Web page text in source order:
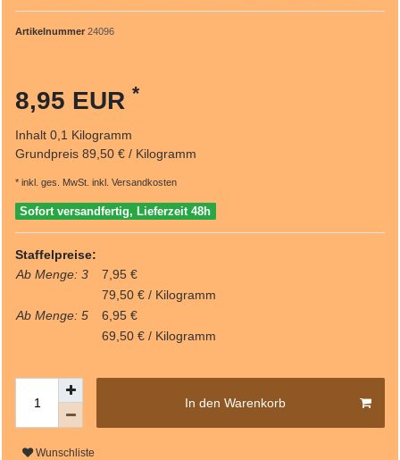
Artikelnummer 24096
8,95 EUR *
Inhalt 0,1 Kilogramm
Grundpreis 89,50 € / Kilogramm
* inkl. ges. MwSt. inkl. Versandkosten
Sofort versandfertig, Lieferzeit 48h
Staffelpreise:
Ab Menge: 3
7,95 €
79,50 € / Kilogramm
Ab Menge: 5
6,95 €
69,50 € / Kilogramm
In den Warenkorb
Wunschliste